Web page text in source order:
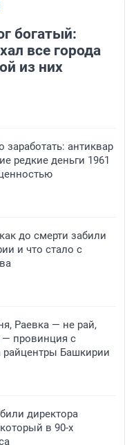
богатый:
все города
из них
антиквар
редкие деньги 1961
до смерти забили
и что стало с
Раевка — не рай,
провинция с
Башкирии
директора
в 90-х